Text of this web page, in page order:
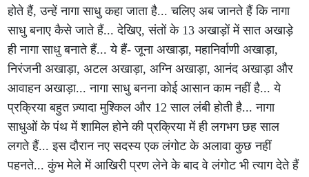
होते हैं, उन्हें नागा साधु कहा जाता है... चलिए अब जानते हैं कि नागा
साधु बनाए कैसे जाते हैं... देखिए, संतों के 13 अखाड़ों में सात अखाड़े
ही नागा साधु बनाते हैं... ये हैं- जूना अखाड़ा, महानिर्वाणी अखाड़ा,
निरंजनी अखाड़ा, अटल अखाड़ा, अग्नि अखाड़ा, आनंद अखाड़ा और
आवाहन अखाड़ा... नागा साधु बनना कोई आसान काम नहीं है... ये
प्रक्रिया बहुत ज़्यादा मुश्किल और 12 साल लंबी होती है... नागा
साधुओं के पंथ में शामिल होने की प्रक्रिया में ही लगभग छह साल
लगते हैं... इस दौरान नए सदस्य एक लंगोट के अलावा कुछ नहीं
पहनते... कुंभ मेले में आखिरी प्रण लेने के बाद वे लंगोट भी त्याग देते हैं